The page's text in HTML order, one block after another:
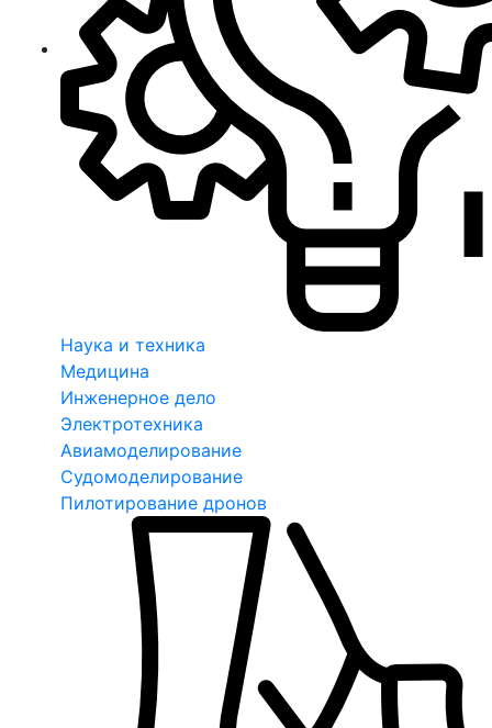
Наука и техника
Медицина
Инженерное дело
Электротехника
Авиамоделирование
Судомоделирование
Пилотирование дронов